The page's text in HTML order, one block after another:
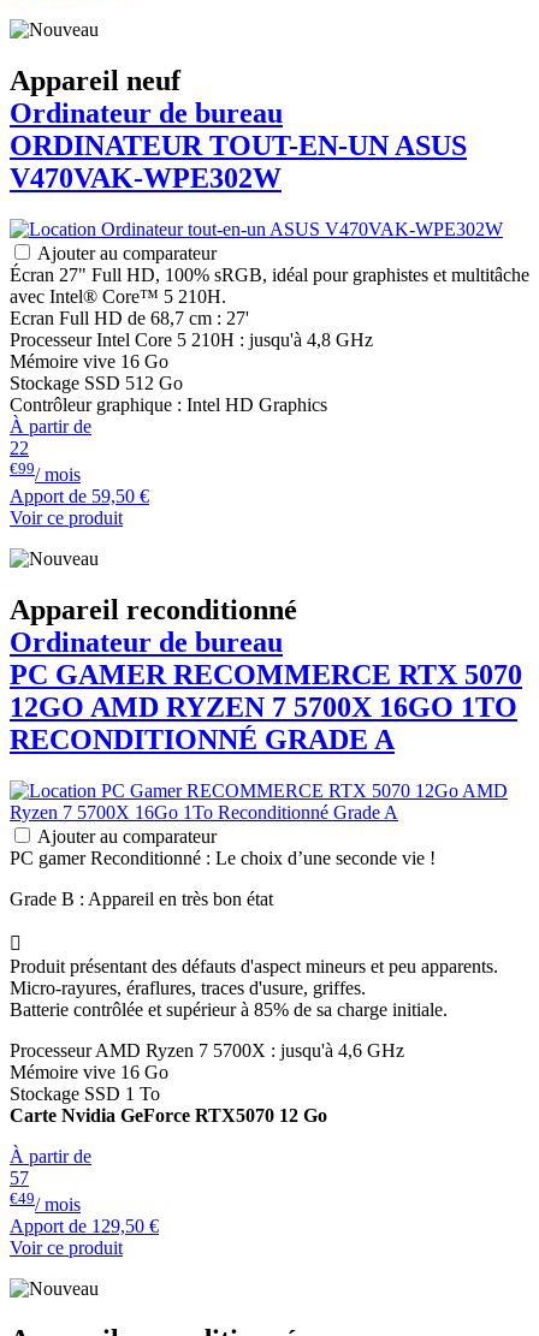
Appareil neuf
Ordinateur de bureau
ORDINATEUR TOUT-EN-UN ASUS
V470VAK-WPE302W
Ajouter au comparateur
Écran 27" Full HD, 100% sRGB, idéal pour graphistes et multitâche
avec Intel® Core™ 5 210H.
Ecran Full HD de 68,7 cm : 27'
Processeur Intel Core 5 210H : jusqu'à 4,8 GHz
Mémoire vive 16 Go
Stockage SSD 512 Go
Contrôleur graphique : Intel HD Graphics
À partir de
22
€99/ mois
Apport de 59,50 €
Voir ce produit
Appareil reconditionné
Ordinateur de bureau
PC GAMER RECOMMERCE RTX 5070
12GO AMD RYZEN 7 5700X 16GO 1TO
RECONDITIONNÉ GRADE A
Ajouter au comparateur
PC gamer Reconditionné : Le choix d’une seconde vie !
Grade B : Appareil en très bon état

Produit présentant des défauts d'aspect mineurs et peu apparents.
Micro-rayures, éraflures, traces d'usure, griffes.
Batterie contrôlée et supérieur à 85% de sa charge initiale.
Processeur AMD Ryzen 7 5700X : jusqu'à 4,6 GHz
Mémoire vive 16 Go
Stockage SSD 1 To
Carte Nvidia GeForce RTX5070 12 Go
À partir de
57
€49/ mois
Apport de 129,50 €
Voir ce produit